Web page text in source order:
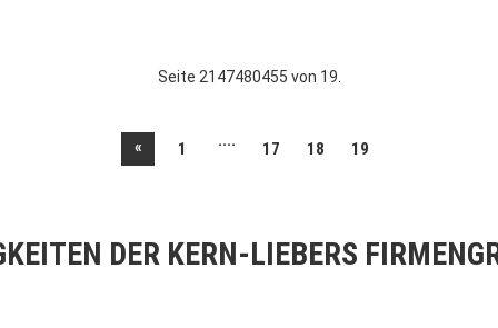
Seite 2147480455 von 19.
« 1 .... 17 18 19
DER KERN-LIEBERS